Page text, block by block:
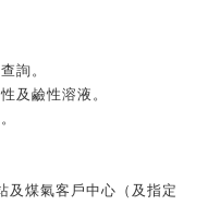
詢。
及鹼性溶液。
及煤氣客戶中心（及指定